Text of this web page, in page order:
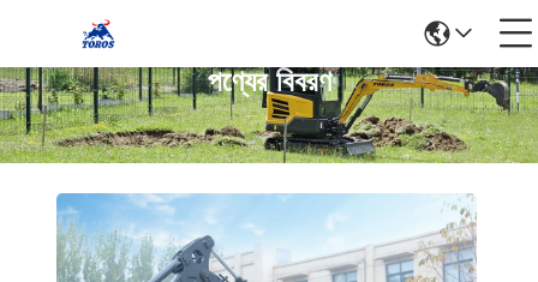
পণ্যের বিবরণ